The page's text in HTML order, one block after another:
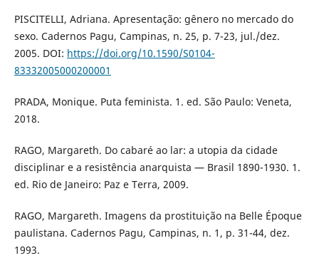
PISCITELLI, Adriana. Apresentação: gênero no mercado do
sexo. Cadernos Pagu, Campinas, n. 25, p. 7-23, jul./dez.
2005. DOI: https://doi.org/10.1590/S0104-
83332005000200001
PRADA, Monique. Puta feminista. 1. ed. São Paulo: Veneta,
2018.
RAGO, Margareth. Do cabaré ao lar: a utopia da cidade
disciplinar e a resistência anarquista — Brasil 1890-1930. 1.
ed. Rio de Janeiro: Paz e Terra, 2009.
RAGO, Margareth. Imagens da prostituição na Belle Époque
paulistana. Cadernos Pagu, Campinas, n. 1, p. 31-44, dez.
1993.